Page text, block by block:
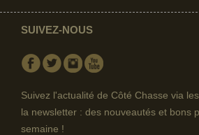
SUIVEZ-NOUS
Facebook
TwitterInstagram
Suivez l'actualité de Côté Chasse via
la newsletter : des nouveautés et bons
semaine !